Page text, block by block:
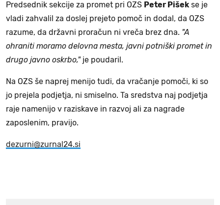
Predsednik sekcije za promet pri OZS Peter Pišekse je
vladi zahvalil za doslej prejeto pomoč in dodal, da OZS
razume, da državni proračun ni vreča brez dna. "A
ohraniti moramo delovna mesta, javni potniški promet in
drugo javno oskrbo," je poudaril.
Na OZS še naprej menijo tudi, da vračanje pomoči, ki so
jo prejela podjetja, ni smiselno. Ta sredstva naj podjetja
raje namenijo v raziskave in razvoj ali za nagrade
zaposlenim, pravijo.
dezurni@zurnal24.si